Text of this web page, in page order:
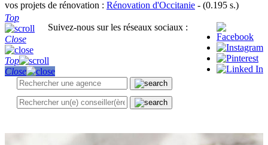
vos projets de rénovation : Rénovation d'Occitanie - (0.195 s.)
Suivez-nous sur les réseaux sociaux :
Top
Close
Top
Close